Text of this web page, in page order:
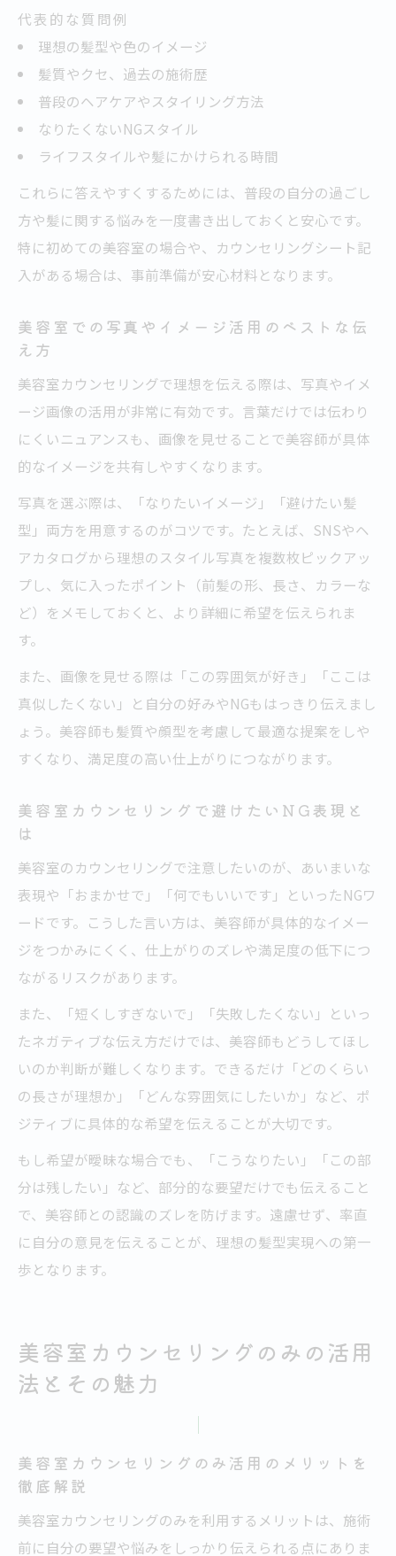
代表的な質問例
理想の髪型や色のイメージ
髪質やクセ、過去の施術歴
普段のヘアケアやスタイリング方法
なりたくないNGスタイル
ライフスタイルや髪にかけられる時間
これらに答えやすくするためには、普段の自分の過ごし
方や髪に関する悩みを一度書き出しておくと安心です。
特に初めての美容室の場合や、カウンセリングシート記
入がある場合は、事前準備が安心材料となります。
美容室での写真やイメージ活用のベストな伝
え方
美容室カウンセリングで理想を伝える際は、写真やイメ
ージ画像の活用が非常に有効です。言葉だけでは伝わり
にくいニュアンスも、画像を見せることで美容師が具体
的なイメージを共有しやすくなります。
写真を選ぶ際は、「なりたいイメージ」「避けたい髪
型」両方を用意するのがコツです。たとえば、SNSやヘ
アカタログから理想のスタイル写真を複数枚ピックアッ
プし、気に入ったポイント（前髪の形、長さ、カラーな
ど）をメモしておくと、より詳細に希望を伝えられま
す。
また、画像を見せる際は「この雰囲気が好き」「ここは
真似したくない」と自分の好みやNGもはっきり伝えまし
ょう。美容師も髪質や顔型を考慮して最適な提案をしや
すくなり、満足度の高い仕上がりにつながります。
美容室カウンセリングで避けたいNG表現と
は
美容室のカウンセリングで注意したいのが、あいまいな
表現や「おまかせで」「何でもいいです」といったNGワ
ードです。こうした言い方は、美容師が具体的なイメー
ジをつかみにくく、仕上がりのズレや満足度の低下につ
ながるリスクがあります。
また、「短くしすぎないで」「失敗したくない」といっ
たネガティブな伝え方だけでは、美容師もどうしてほし
いのか判断が難しくなります。できるだけ「どのくらい
の長さが理想か」「どんな雰囲気にしたいか」など、ポ
ジティブに具体的な希望を伝えることが大切です。
もし希望が曖昧な場合でも、「こうなりたい」「この部
分は残したい」など、部分的な要望だけでも伝えること
で、美容師との認識のズレを防げます。遠慮せず、率直
に自分の意見を伝えることが、理想の髪型実現への第一
歩となります。
美容室カウンセリングのみの活用
法とその魅力
美容室カウンセリングのみ活用のメリットを
徹底解説
美容室カウンセリングのみを利用するメリットは、施術
前に自分の要望や悩みをしっかり伝えられる点にありま